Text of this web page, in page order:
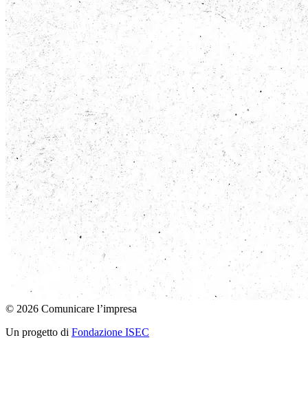
© 2026 Comunicare l’impresa
Un progetto di Fondazione ISEC